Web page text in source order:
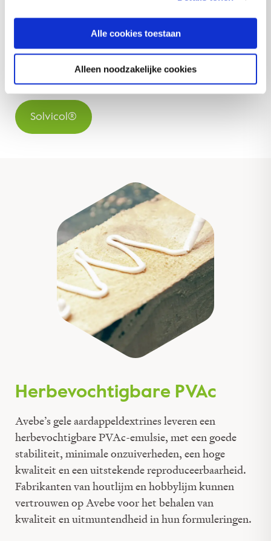
Alle cookies toestaan
Alleen noodzakelijke cookies
produceren van papieren aluminiumfoliewikkels
voor de hoge kwaliteitseisen van jouw branche.
Solvicol®
Herbevochtigbare PVAc
Avebe’s gele aardappeldextrines leveren een
herbevochtigbare PVAc-emulsie, met een goede
stabiliteit, minimale onzuiverheden, een hoge
kwaliteit en een uitstekende reproduceerbaarheid.
Fabrikanten van houtlijm en hobbylijm kunnen
vertrouwen op Avebe voor het behalen van
kwaliteit en uitmuntendheid in hun formuleringen.